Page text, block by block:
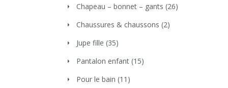
Chapeau – bonnet – gants (26)
Chaussures & chaussons (2)
Jupe fille (35)
Pantalon enfant (15)
Pour le bain (11)